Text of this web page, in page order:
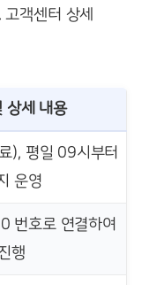
객센터 상세
상세 내용
), 평일 09시부터
운영
호로 연결하여
행